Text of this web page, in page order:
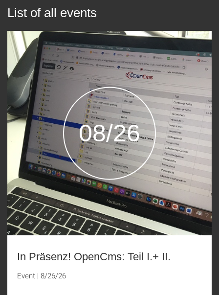
List of all events
08/26
In Präsenz! OpenCms: Teil I.+ II.
Event | 8/26/26